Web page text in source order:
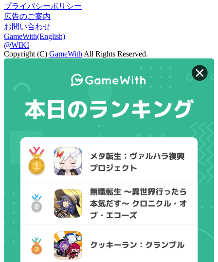
プライバシーポリシー
広告のご案内
お問い合わせ
GameWith(English)
@WIKI
Copyright (C) GameWith All Rights Reserved.